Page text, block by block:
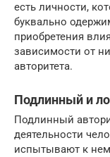
есть личности,
буквально
приобретения
зависимости от
авторитета.
Подлинный и
Подлинный
деятельности
испытывают к